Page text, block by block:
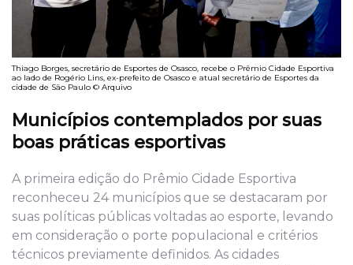
Thiago Borges, secretário de Esportes de Osasco, recebe o Prêmio Cidade Esportiva
ao lado de Rogério Lins, ex-prefeito de Osasco e atual secretário de Esportes da
cidade de São Paulo © Arquivo
Municípios contemplados por suas
boas práticas esportivas
A primeira edição do Prêmio Cidade Esportiva
reconheceu 24 municípios que se destacaram por
suas políticas públicas voltadas ao esporte, levando
em consideração o porte populacional e critérios
técnicos previamente definidos. As cidades